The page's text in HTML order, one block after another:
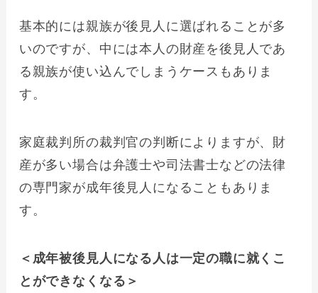
基本的には親族が後見人に選ばれることが多
いのですが、中には本人の財産を後見人であ
る親族が使い込んでしまうケースもありま
す。
家庭裁判所の裁判官の判断によりますが、財
産が多い場合は弁護士や司法書士などの法律
の専門家が成年後見人になることもありま
す。
＜成年被後見人になる人は一定の職に就くこ
とができなくなる＞